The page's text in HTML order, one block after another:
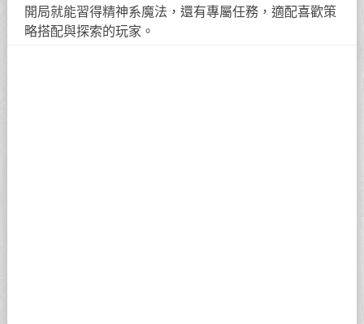
開局就能習得精神系魔法，還有專屬任務，適配喜歡策
略搭配與探索的玩家。